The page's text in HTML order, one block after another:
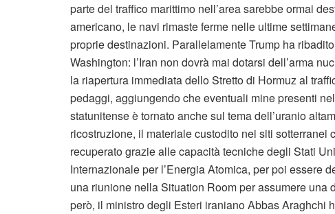
parte del traffico marittimo nell’area sarebbe ormai
americano, le navi rimaste ferme nelle ultime
proprie destinazioni. Parallelamente Trump ha
Washington: l’Iran non dovrà mai dotarsi dell’arma
la riapertura immediata dello Stretto di Hormuz al
pedaggi, aggiungendo che eventuali mine presenti
statunitense è tornato anche sul tema dell’uranio
ricostruzione, il materiale custodito nei siti
recuperato grazie alle capacità tecniche degli Stati
Internazionale per l’Energia Atomica, per poi essere
una riunione nella Situation Room per assumere una
però, il ministro degli Esteri iraniano Abbas Araghchi